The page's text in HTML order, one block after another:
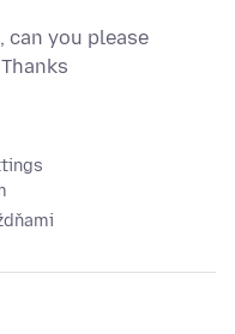
can you please